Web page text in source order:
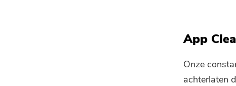
App
Onze
achterlaten